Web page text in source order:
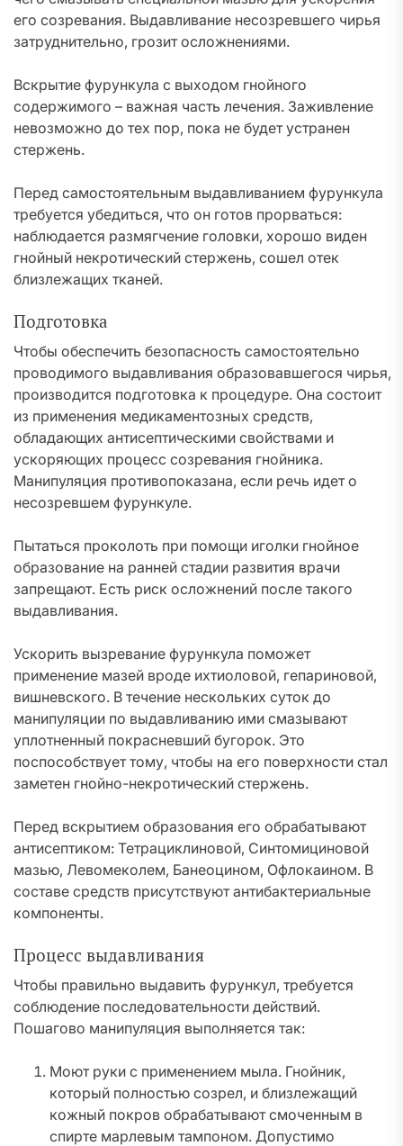
его созревания. Выдавливание несозревшего чирья
затруднительно, грозит осложнениями.
Вскрытие фурункула с выходом гнойного
содержимого – важная часть лечения. Заживление
невозможно до тех пор, пока не будет устранен
стержень.
Перед самостоятельным выдавливанием фурункула
требуется убедиться, что он готов прорваться:
наблюдается размягчение головки, хорошо виден
гнойный некротический стержень, сошел отек
близлежащих тканей.
Подготовка
Чтобы обеспечить безопасность самостоятельно
проводимого выдавливания образовавшегося чирья,
производится подготовка к процедуре. Она состоит
из применения медикаментозных средств,
обладающих антисептическими свойствами и
ускоряющих процесс созревания гнойника.
Манипуляция противопоказана, если речь идет о
несозревшем фурункуле.
Пытаться проколоть при помощи иголки гнойное
образование на ранней стадии развития врачи
запрещают. Есть риск осложнений после такого
выдавливания.
Ускорить вызревание фурункула поможет
применение мазей вроде ихтиоловой, гепариновой,
вишневского. В течение нескольких суток до
манипуляции по выдавливанию ими смазывают
уплотненный покрасневший бугорок. Это
поспособствует тому, чтобы на его поверхности стал
заметен гнойно-некротический стержень.
Перед вскрытием образования его обрабатывают
антисептиком: Тетрациклиновой, Синтомициновой
мазью, Левомеколем, Банеоцином, Офлокаином. В
составе средств присутствуют антибактериальные
компоненты.
Процесс выдавливания
Чтобы правильно выдавить фурункул, требуется
соблюдение последовательности действий.
Пошагово манипуляция выполняется так:
Моют руки с применением мыла. Гнойник,
который полностью созрел, и близлежащий
кожный покров обрабатывают смоченным в
спирте марлевым тампоном. Допустимо